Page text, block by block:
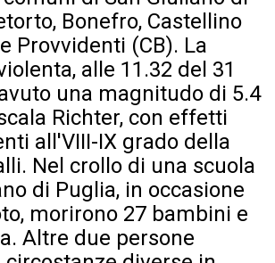
Bonefro, Castellino
Provvidenti (CB). La
alle 11.32 del 31
una magnitudo di 5.4
Richter, con effetti
all'VIII-IX grado della
Nel crollo di una scuola
di Puglia, in occasione
morirono 27 bambini e
Altre due persone